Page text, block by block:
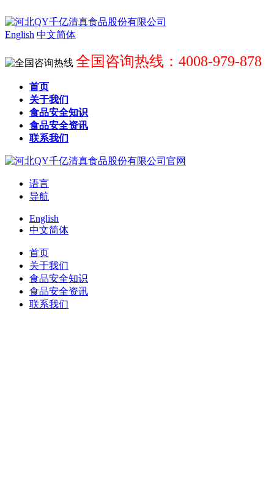
English 中文简体
全国咨询热线：4008-979-878
首页
关于我们
食品安全知识
食品安全资讯
联系我们
语言
导航
English
中文简体
首页
关于我们
食品安全知识
食品安全资讯
联系我们